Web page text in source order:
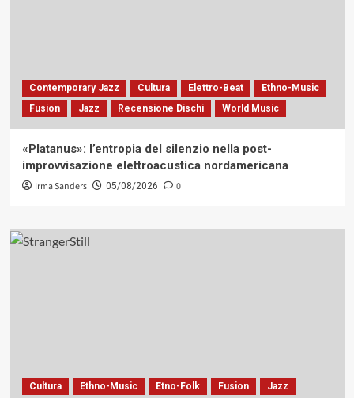
Contemporary Jazz Cultura Elettro-Beat
Ethno-Music
Fusion
Jazz Recensione Dischi World Music
«Platanus»: l’entropia del silenzio nella post-
improvvisazione elettroacustica nordamericana
Irma Sanders 05/08/2026 0
Cultura Ethno-Music Etno-Folk Fusion
Jazz